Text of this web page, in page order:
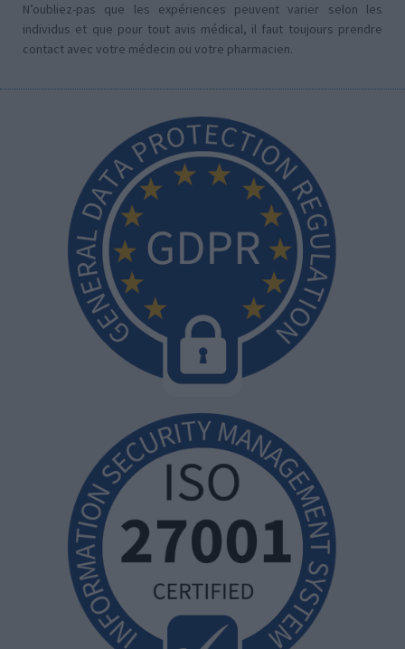
N’oubliez-pas que les expériences peuvent varier selon les
individus et que pour tout avis médical, il faut toujours prendre
contact avec votre médecin ou votre pharmacien.